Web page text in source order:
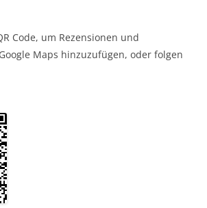
Code, um Rezensionen und
Maps hinzuzufügen, oder folgen